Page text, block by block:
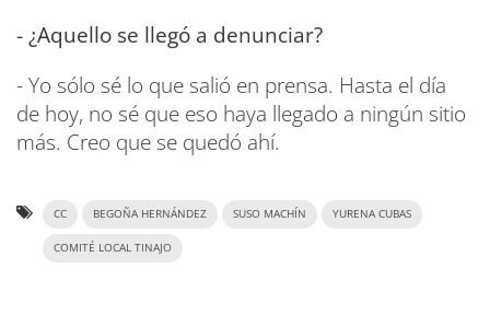
- ¿Aquello se llegó a denunciar?
- Yo sólo sé lo que salió en prensa. Hasta el día
de hoy, no sé que eso haya llegado a ningún sitio
más. Creo que se quedó ahí.
CC BEGOÑA HERNÁNDEZ SUSO MACHÍN YURENA CUBAS
COMITÉ LOCAL TINAJO